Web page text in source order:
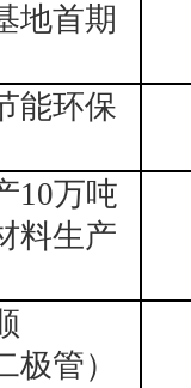
地首期
能环保
10万吨
料生产
极管）